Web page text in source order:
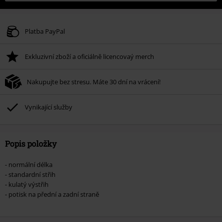
Platba PayPal
Exkluzivní zboží a oficiálně licencovaý merch
Nakupujte bez stresu. Máte 30 dní na vrácení!
Vynikající služby
Popis položky
- normální délka
- standardní střih
- kulatý výstřih
- potisk na přední a zadní straně